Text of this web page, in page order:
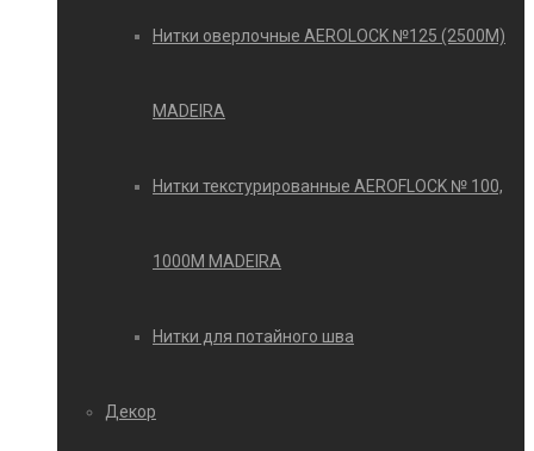
Нитки оверлочные AEROLOCK №125 (2500М)
MADEIRA
Нитки текстурированные AEROFLOCK № 100,
1000М MADEIRA
Нитки для потайного шва
Декор